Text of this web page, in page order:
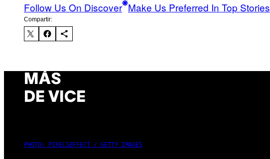
Follow Us On Discover Make Us Preferred In Top Stories
Compartir:
MÁS
DE VICE
PHOTO: PIXELSEFFECT / GETTY IMAGES